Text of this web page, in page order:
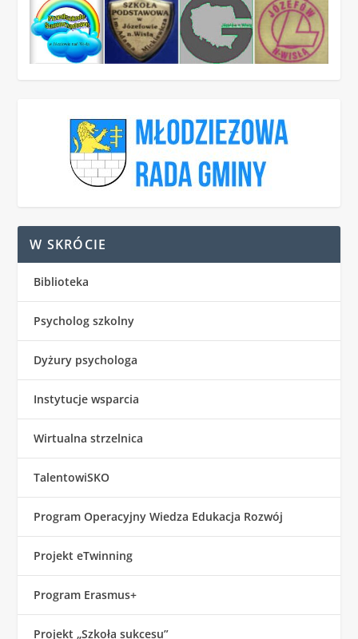
W SKRÓCIE
Biblioteka
Psycholog szkolny
Dyżury psychologa
Instytucje wsparcia
Wirtualna strzelnica
TalentowiSKO
Program Operacyjny Wiedza Edukacja Rozwój
Projekt eTwinning
Program Erasmus+
Projekt „Szkoła sukcesu”